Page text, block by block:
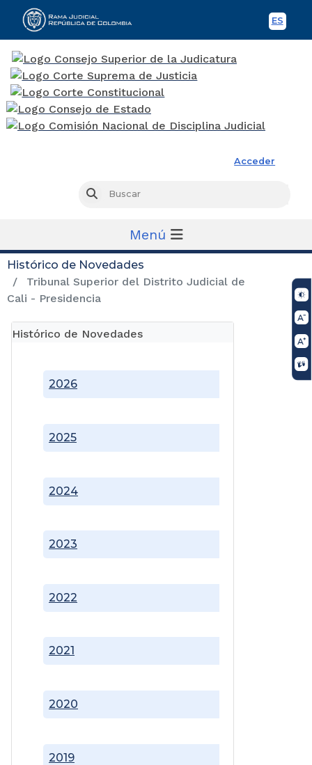
ES
Acceder
Buscar
Menú
Histórico de Novedades
Tribunal Superior del Distrito Judicial de
Cali - Presidencia
Histórico de Novedades
2019
2020
2021
2022
2023
2024
2025
2026